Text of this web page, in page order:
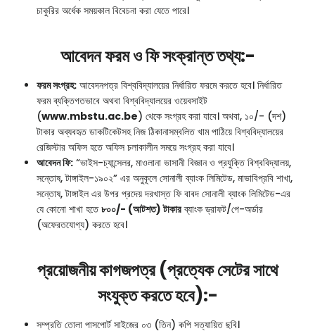
চাকুরির অর্ধেক সময়কাল বিবেচনা করা যেতে পারে।
আবেদন ফরম ও ফি সংক্রান্ত তথ্য:-
ফরম সংগ্রহ: আবেদনপত্র বিশ্ববিদ্যালয়ের নির্ধারিত ফরমে করতে হবে। নির্ধারিত
ফরম ব্যক্তিগতভাবে অথবা বিশ্ববিদ্যালয়ের ওয়েবসাইট
(www.mbstu.ac.be) থেকে সংগ্রহ করা যাবে। অথবা, ১০/- (দশ)
টাকার অব্যবহৃত ডাকটিকেটসহ নিজ ঠিকানাসম্বলিত খাম পাঠিয়ে বিশ্ববিদ্যালয়ের
রেজিস্টার অফিস হতে অফিস চলাকালীন সময়ে সংগ্রহ করা যাবে।
আবেদন ফি: “ভাইস-চ্যান্সেলর, মাওলানা ভাসানী বিজ্ঞান ও প্রযুক্তি বিশ্ববিদ্যালয়,
সন্তোষ, টাঙ্গাইল-১৯০২” এর অনুকূলে সোনালী ব্যাংক লিমিটেড, মাভাবিপ্রবি শাখা,
সন্তোষ, টাঙ্গাইল এর উপর প্রদেয় দরখাস্ত ফি বাবদ সোনালী ব্যাংক লিমিটেড-এর
যে কোনো শাখা হতে৮০০/- (আটশত) টাকারব্যাংক ড্রাফট/পে-অর্ডার
(অফেরতযোগ্য) করতে হবে।
প্রয়োজনীয় কাগজপত্র (প্রত্যেক সেটের সাথে
সংযুক্ত করতে হবে):-
সম্প্রতি তোলা পাসপোর্ট সাইজের ০৩ (তিন) কপি সত্যায়িত ছবি।